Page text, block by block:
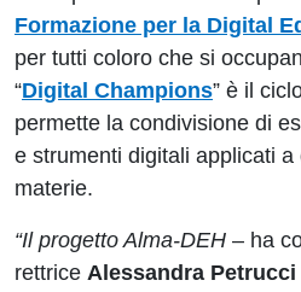
Formazione per la Digital
per tutti coloro che si
“Digital Champions” è il
permette la condivisione di
e strumenti digitali applicati
materie.
“Il progetto Alma-DEH – ha
rettrice Alessandra Petrucci